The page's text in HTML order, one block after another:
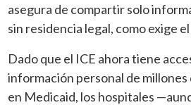
asegura de compartir solo
sin residencia legal, como exige
Dado que el ICE ahora tiene
información personal de
en Medicaid, los hospitales